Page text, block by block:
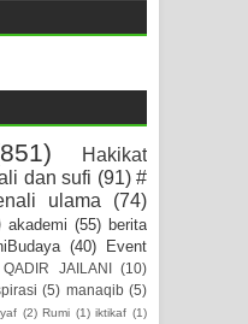
Hakikat
dan sufi (91) #
ulama
(74)
akademi (55) berita
(40)
Event
JAILANI
(10)
(5) manaqib (5)
(2) Rumi (1) iktikaf (1)